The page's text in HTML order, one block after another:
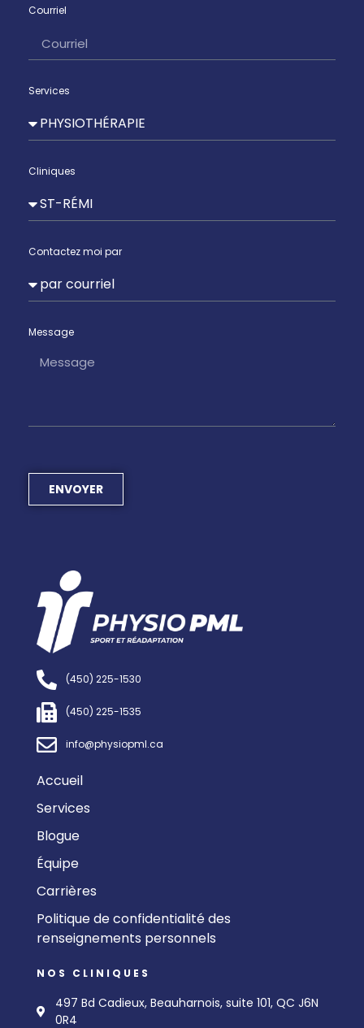
Courriel
Services
Cliniques
Contactez moi par
Message
ENVOYER
(450) 225-1530
(450) 225-1535
info@physiopml.ca
Accueil
Services
Blogue
Équipe
Carrières
Politique de confidentialité des
renseignements personnels
NOS CLINIQUES
497 Bd Cadieux, Beauharnois, suite 101, QC J6N
0R4